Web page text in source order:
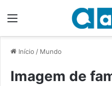
Início / Mundo
Imagem de